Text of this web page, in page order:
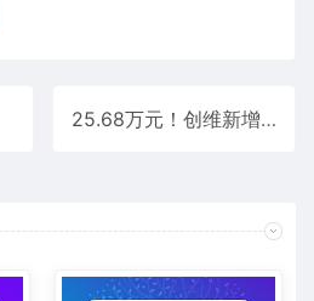
25.68万元！创维新增HT-i高原版车型：搭载1.5T插混动力